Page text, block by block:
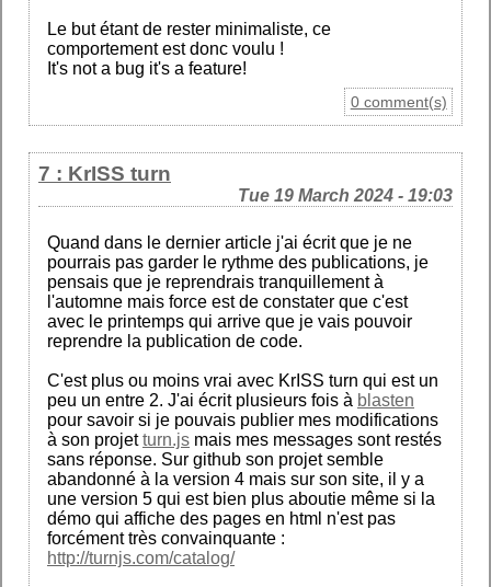
Le but étant de rester minimaliste, ce
comportement est donc voulu !
It's not a bug it's a feature!
0 comment(s)
7 : KrISS turn
Tue 19 March 2024 - 19:03
Quand dans le dernier article j'ai écrit que je ne
pourrais pas garder le rythme des publications, je
pensais que je reprendrais tranquillement à
l'automne mais force est de constater que c'est
avec le printemps qui arrive que je vais pouvoir
reprendre la publication de code.
C'est plus ou moins vrai avec KrISS turn qui est un
peu un entre 2. J'ai écrit plusieurs fois à blasten
pour savoir si je pouvais publier mes modifications
à son projetturn.js mais mes messages sont restés
sans réponse. Sur github son projet semble
abandonné à la version 4 mais sur son site, il y a
une version 5 qui est bien plus aboutie même si la
démo qui affiche des pages en html n'est pas
forcément très convainquante :
http://turnjs.com/catalog/